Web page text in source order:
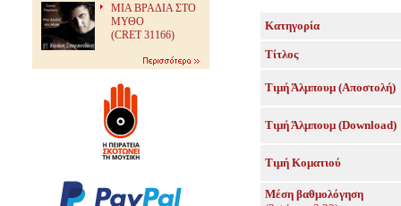
ΜΙΑ ΒΡΑΔΙΑ ΣΤΟ
ΜΥΘΟ
(CRET 31166)
Κατηγορία
Τίτλος
Τιμή Άλμπουμ (Αποστολή)
Τιμή Άλμπουμ (Download)
Τιμή Κοματιού
Μέση βαθμολόγηση